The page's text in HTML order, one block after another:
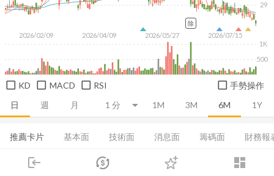
login dashboard
市場 登入
日 週 月 1M 3M 6M 1Y
2026/02/09 2026/04/09 2026/05/27 2026/07/15
29
500
1K
除
KD MACD RSI 手勢操作
推薦卡片 基本面 技術面 消息面 籌碼面 財務報
營收 利潤比率 成長能力